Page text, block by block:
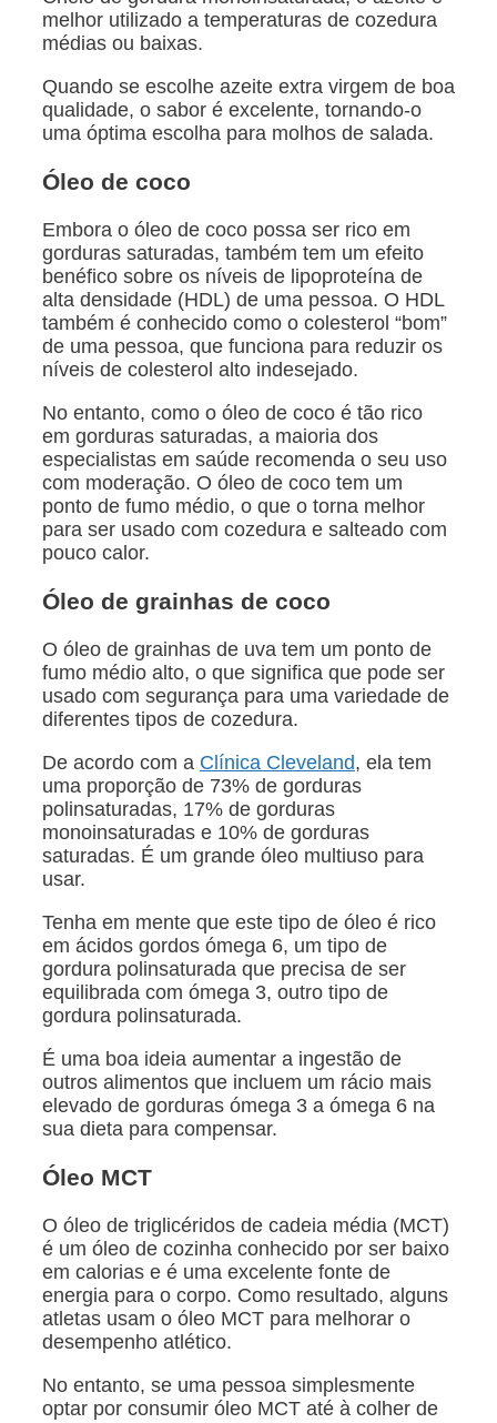
melhor utilizado a temperaturas de cozedura
médias ou baixas.
Quando se escolhe azeite extra virgem de boa
qualidade, o sabor é excelente, tornando-o
uma óptima escolha para molhos de salada.
Óleo de coco
Embora o óleo de coco possa ser rico em
gorduras saturadas, também tem um efeito
benéfico sobre os níveis de lipoproteína de
alta densidade (HDL) de uma pessoa. O HDL
também é conhecido como o colesterol “bom”
de uma pessoa, que funciona para reduzir os
níveis de colesterol alto indesejado.
No entanto, como o óleo de coco é tão rico
em gorduras saturadas, a maioria dos
especialistas em saúde recomenda o seu uso
com moderação. O óleo de coco tem um
ponto de fumo médio, o que o torna melhor
para ser usado com cozedura e salteado com
pouco calor.
Óleo de grainhas de coco
O óleo de grainhas de uva tem um ponto de
fumo médio alto, o que significa que pode ser
usado com segurança para uma variedade de
diferentes tipos de cozedura.
De acordo com a Clínica Cleveland, ela tem
uma proporção de 73% de gorduras
polinsaturadas, 17% de gorduras
monoinsaturadas e 10% de gorduras
saturadas. É um grande óleo multiuso para
usar.
Tenha em mente que este tipo de óleo é rico
em ácidos gordos ómega 6, um tipo de
gordura polinsaturada que precisa de ser
equilibrada com ómega 3, outro tipo de
gordura polinsaturada.
É uma boa ideia aumentar a ingestão de
outros alimentos que incluem um rácio mais
elevado de gorduras ómega 3 a ómega 6 na
sua dieta para compensar.
Óleo MCT
O óleo de triglicéridos de cadeia média (MCT)
é um óleo de cozinha conhecido por ser baixo
em calorias e é uma excelente fonte de
energia para o corpo. Como resultado, alguns
atletas usam o óleo MCT para melhorar o
desempenho atlético.
No entanto, se uma pessoa simplesmente
optar por consumir óleo MCT até à colher de